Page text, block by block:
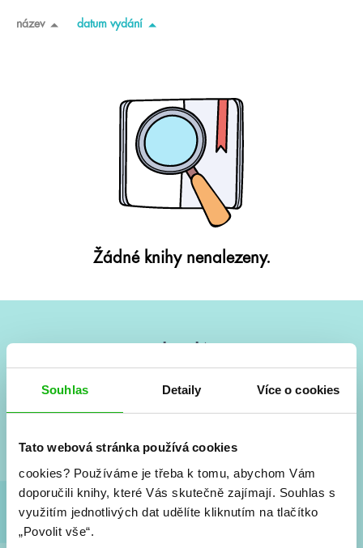
Souhlas Detaily Více o cookies
Tato webová stránka používá cookies
cookies? Používáme je třeba k tomu, abychom Vám
doporučili knihy, které Vás skutečně zajímají. Souhlas s
využitím jednotlivých dat udělíte kliknutím na tlačítko
„Povolit vše“.
název datum vydání
Žádné knihy nenalezeny.
Vše kolem #youngadult každý měsíc rovnou do mailu!
a seriálové adaptace a další.